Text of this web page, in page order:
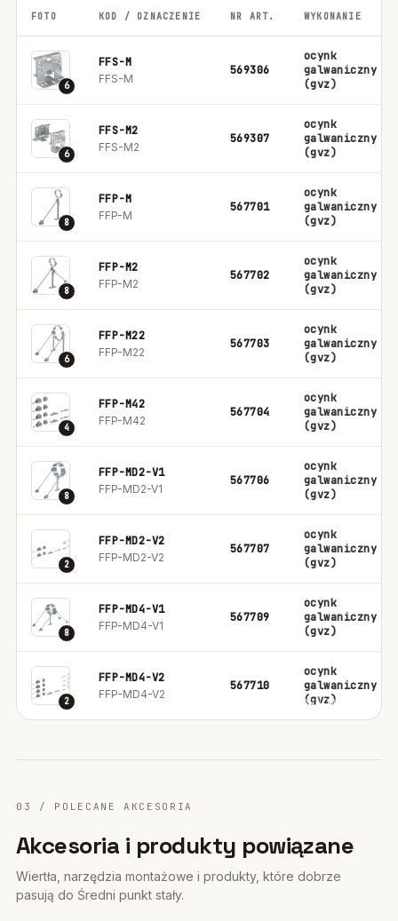
FOTO KOD / OZNACZENIE NR ART. WYKONANIE
6
FFS-M
FFS-M
569306
ocynk
galwaniczny
(gvz)
6
FFS-M2
FFS-M2
569307
ocynk
galwaniczny
(gvz)
8
FFP-M
FFP-M
567701
ocynk
galwaniczny
(gvz)
8
FFP-M2
FFP-M2
567702
ocynk
galwaniczny
(gvz)
6
FFP-M22
FFP-M22
567703
ocynk
galwaniczny
(gvz)
4
FFP-M42
FFP-M42
567704
ocynk
galwaniczny
(gvz)
8
FFP-MD2-V1
FFP-MD2-V1
567706
ocynk
galwaniczny
(gvz)
2
FFP-MD2-V2
FFP-MD2-V2
567707
ocynk
galwaniczny
(gvz)
8
FFP-MD4-V1
FFP-MD4-V1
567709
ocynk
galwaniczny
(gvz)
2
FFP-MD4-V2
FFP-MD4-V2
567710
ocynk
galwaniczny
(gvz)
03 / POLECANE AKCESORIA
Akcesoria i produkty powiązane
Wiertła, narzędzia montażowe i produkty, które dobrze
pasują do Średni punkt stały.